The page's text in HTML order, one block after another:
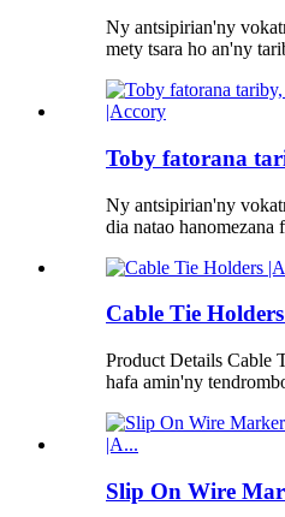
Ny antsipirian'ny
mety tsara ho an'ny
Toby fatorana
Ny antsipirian'ny
dia natao
Cable Tie
Product Details Cable
hafa amin'ny
Slip On Wire